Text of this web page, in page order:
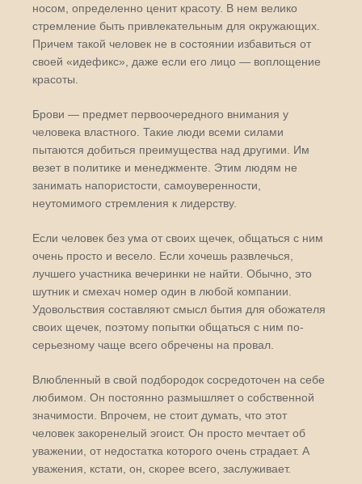
носом, определенно ценит красоту. В нем велико
стремление быть привлекательным для окружающих.
Причем такой человек не в состоянии избавиться от
своей «идефикс», даже если его лицо — воплощение
красоты.
Брови — предмет первоочередного внимания у
человека властного. Такие люди всеми силами
пытаются добиться преимущества над другими. Им
везет в политике и менеджменте. Этим людям не
занимать напористости, самоуверенности,
неутомимого стремления к лидерству.
Если человек без ума от своих щечек, общаться с ним
очень просто и весело. Если хочешь развлечься,
лучшего участника вечеринки не найти. Обычно, это
шутник и смехач номер один в любой компании.
Удовольствия составляют смысл бытия для обожателя
своих щечек, поэтому попытки общаться с ним по-
серьезному чаще всего обречены на провал.
Влюбленный в свой подбородок сосредоточен на себе
любимом. Он постоянно размышляет о собственной
значимости. Впрочем, не стоит думать, что этот
человек закоренелый эгоист. Он просто мечтает об
уважении, от недостатка которого очень страдает. А
уважения, кстати, он, скорее всего, заслуживает.